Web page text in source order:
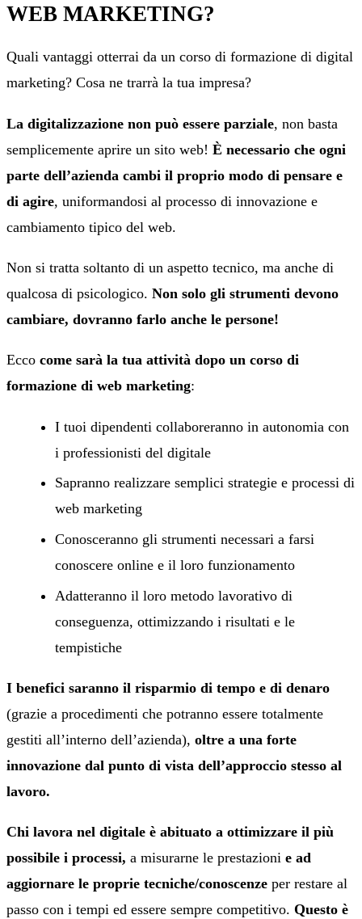
WEB MARKETING?
Quali vantaggi otterrai da un corso di formazione di digital
marketing? Cosa ne trarrà la tua impresa?
La digitalizzazione non può essere parziale, non basta
semplicemente aprire un sito web! È necessario che ogni
parte dell’azienda cambi il proprio modo di pensare e
di agire, uniformandosi al processo di innovazione e
cambiamento tipico del web.
Non si tratta soltanto di un aspetto tecnico, ma anche di
qualcosa di psicologico. Non solo gli strumenti devono
cambiare, dovranno farlo anche le persone!
Ecco come sarà la tua attività dopo un corso di
formazione di web marketing:
I tuoi dipendenti collaboreranno in autonomia con
i professionisti del digitale
Sapranno realizzare semplici strategie e processi di
web marketing
Conosceranno gli strumenti necessari a farsi
conoscere online e il loro funzionamento
Adatteranno il loro metodo lavorativo di
conseguenza, ottimizzando i risultati e le
tempistiche
I benefici saranno il risparmio di tempo e di denaro
(grazie a procedimenti che potranno essere totalmente
gestiti all’interno dell’azienda), oltre a una forte
innovazione dal punto di vista dell’approccio stesso al
lavoro.
Chi lavora nel digitale è abituato a ottimizzare il più
possibile i processi, a misurarne le prestazioni e ad
aggiornare le proprie tecniche/conoscenze per restare al
passo con i tempi ed essere sempre competitivo. Questo è